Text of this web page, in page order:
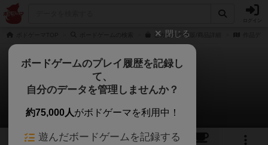
ピガサスの通販/商品詳細
ピガサス
超天使おじさんさんのレビュー
2 1
閉じる
ボードゲームのプレイ履歴を記録し
て、
自分のデータを管理しませんか？
約75,000人がボドゲーマを利用中！
遊んだボードゲームを記録する